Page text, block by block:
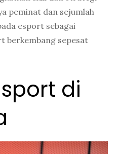
peminat dan sejumlah
esport sebagai
berkembang sepesat
di